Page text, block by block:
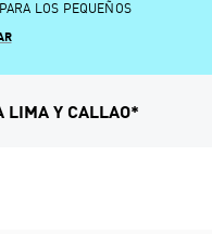
LOS PEQUEÑOS
LIMA Y CALLAO*